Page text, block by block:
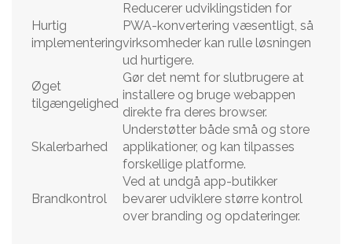
Hurtig
implementering
Reducerer udviklingstiden for
PWA-konvertering væsentligt, så
virksomheder kan rulle løsningen
ud hurtigere.
Øget
tilgængelighed
Gør det nemt for slutbrugere at
installere og bruge webappen
direkte fra deres browser.
Skalerbarhed
Understøtter både små og store
applikationer, og kan tilpasses
forskellige platforme.
Brandkontrol
Ved at undgå app-butikker
bevarer udviklere større kontrol
over branding og opdateringer.